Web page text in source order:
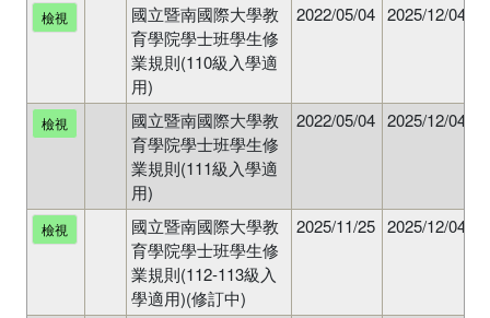
檢視
國立暨南國際大學教
育學院學士班學生修
業規則(110級入學適
用)
2022/05/04 2025/12/04
檢視
國立暨南國際大學教
育學院學士班學生修
業規則(111級入學適
用)
2022/05/04 2025/12/04
檢視
國立暨南國際大學教
育學院學士班學生修
業規則(112-113級入
學適用)(修訂中)
2025/11/25 2025/12/04